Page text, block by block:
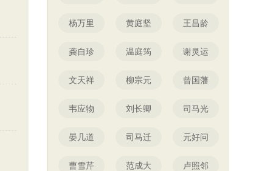
杨万里 黄庭坚 王昌龄
龚自珍 温庭筠 谢灵运
文天祥 柳宗元 曾国藩
韦应物 刘长卿 司马光
晏几道 司马迁 元好问
曹雪芹 范成大 卢照邻